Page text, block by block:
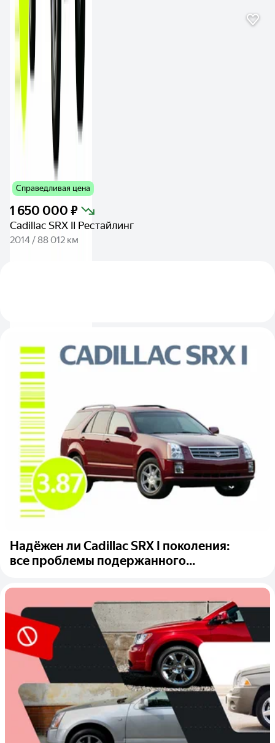
Справедливая цена
1 650 000 ₽
Cadillac SRX II Рестайлинг
2014 / 88 012 км
Надёжен ли Cadillac SRX I поколения:
все проблемы подержанного...